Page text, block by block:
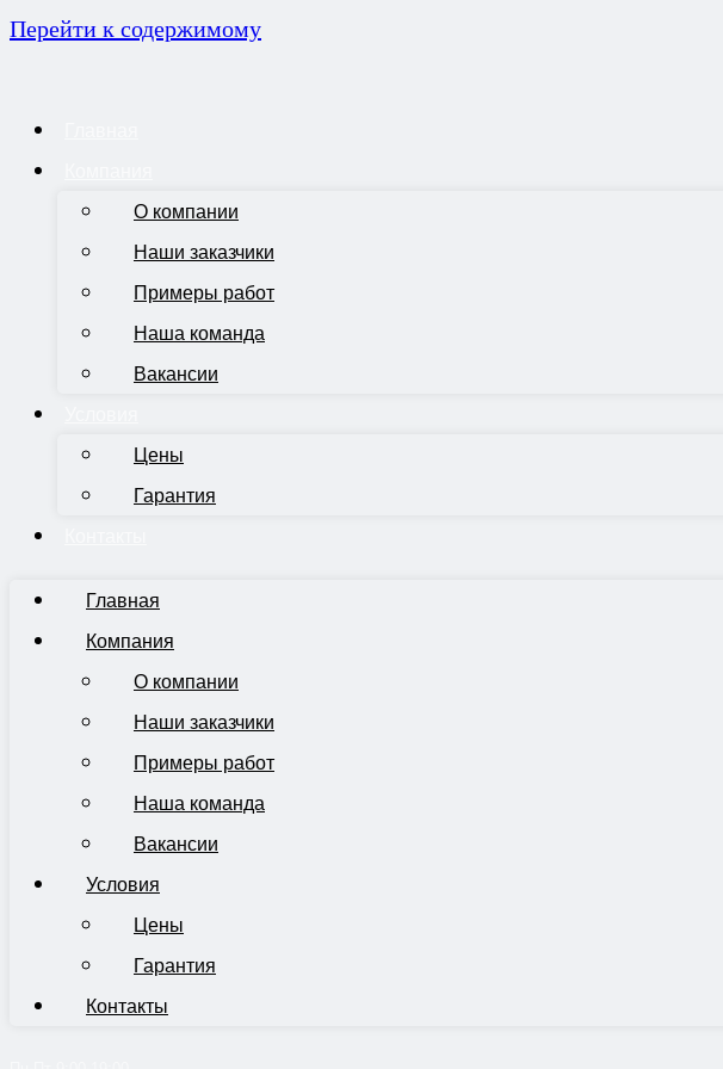
Перейти к содержимому
О компании
Наши заказчики
Примеры работ
Наша команда
Вакансии
Цены
Гарантия
Главная
Компания
О компании
Наши заказчики
Примеры работ
Наша команда
Вакансии
Условия
Цены
Гарантия
Контакты